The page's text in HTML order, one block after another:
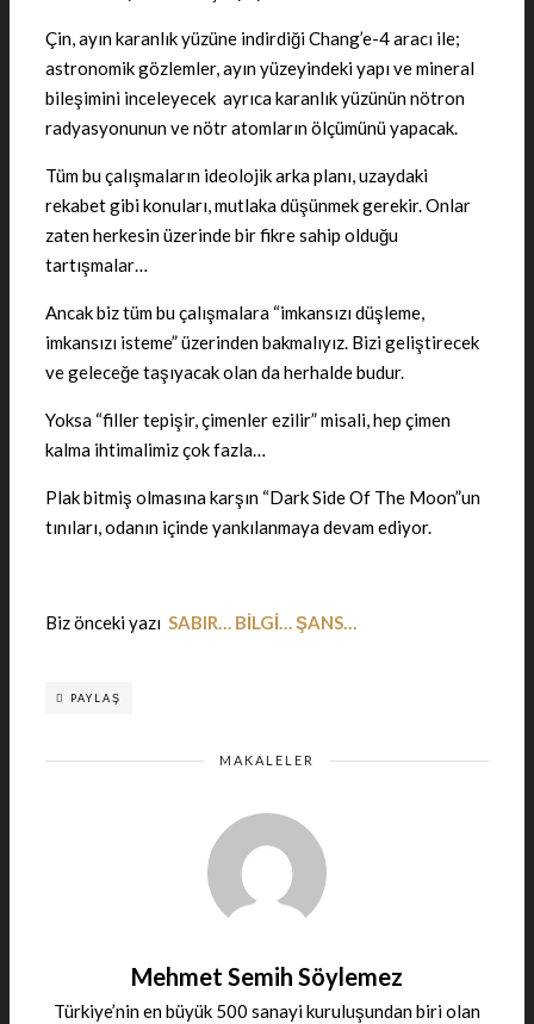
Çin, ayın karanlık yüzüne indirdiği Chang’e-4 aracı ile;
astronomik gözlemler, ayın yüzeyindeki yapı ve mineral
bileşimini inceleyecek ayrıca karanlık yüzünün nötron
radyasyonunun ve nötr atomların ölçümünü yapacak.
Tüm bu çalışmaların ideolojik arka planı, uzaydaki
rekabet gibi konuları, mutlaka düşünmek gerekir. Onlar
zaten herkesin üzerinde bir fikre sahip olduğu
tartışmalar…
Ancak biz tüm bu çalışmalara “imkansızı düşleme,
imkansızı isteme” üzerinden bakmalıyız. Bizi geliştirecek
ve geleceğe taşıyacak olan da herhalde budur.
Yoksa “filler tepişir, çimenler ezilir” misali, hep çimen
kalma ihtimalimiz çok fazla…
Plak bitmiş olmasına karşın “Dark Side Of The Moon”un
tınıları, odanın içinde yankılanmaya devam ediyor.
Biz önceki yazı SABIR… BİLGİ… ŞANS…
PAYLAŞ
MAKALELER
Mehmet Semih Söylemez
Türkiye’nin en büyük 500 sanayi kuruluşundan biri olan